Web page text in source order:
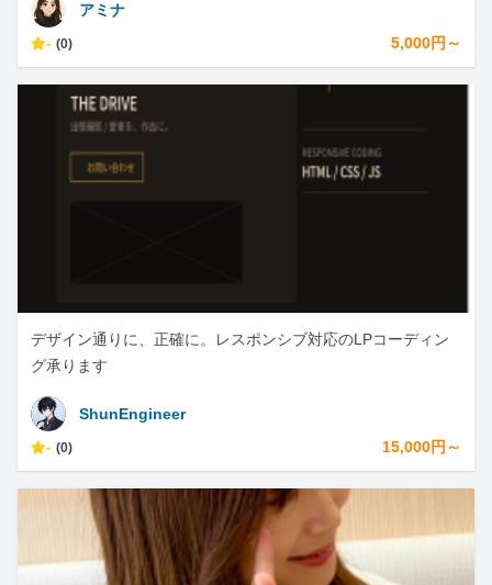
アミナ
- (0) 5,000円～
デザイン通りに、正確に。レスポンシブ対応のLPコーディン
グ承ります
ShunEngineer
- (0) 15,000円～